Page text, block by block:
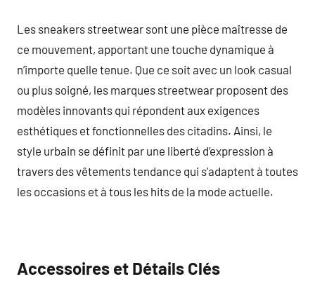
Les sneakers streetwear sont une pièce maîtresse de
ce mouvement, apportant une touche dynamique à
n’importe quelle tenue. Que ce soit avec un look casual
ou plus soigné, les marques streetwear proposent des
modèles innovants qui répondent aux exigences
esthétiques et fonctionnelles des citadins. Ainsi, le
style urbain se définit par une liberté d’expression à
travers des vêtements tendance qui s’adaptent à toutes
les occasions et à tous les hits de la mode actuelle.
Accessoires et Détails Clés